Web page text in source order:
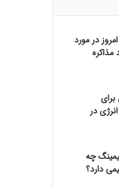
در مورد
در
چه
دارد؟